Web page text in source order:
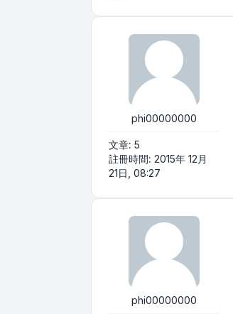
phi00000000
文章: 5
註冊時間: 2015年 12月
21日, 08:27
phi00000000